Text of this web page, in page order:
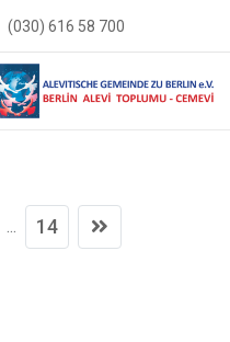
(030) 616 58 700
14